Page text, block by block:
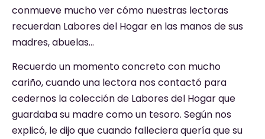
conmueve mucho ver cómo nuestras lectoras
recuerdan Labores del Hogar en las manos de sus
madres, abuelas…
Recuerdo un momento concreto con mucho
cariño, cuando una lectora nos contactó para
cedernos la colección de Labores del Hogar que
guardaba su madre como un tesoro. Según nos
explicó, le dijo que cuando falleciera quería que su